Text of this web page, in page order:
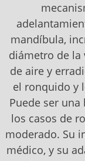
mandíbula,
diámetro de la
de aire y
el ronquido y
Puede ser
los casos de
moderado. Su
médico, y su